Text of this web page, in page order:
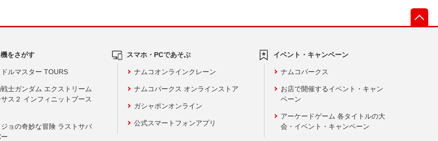
をさがす
ルマスター TOURS
士ガンダム エクストリーム
ス２ インフィニットブース
ョの奇妙な冒険 ラストサバ
スマホ・PCであそぶ
ナムコオンラインクレーン
ナムコパークス オンラインストア
ガシャポンオンライン
公式スマートフォンアプリ
イベント・キャンペーン
ナムコパークス
お店で開催するイベント・キャン
ペーン
アーケードゲーム 各タイトルの大
会・イベント・キャンペーン